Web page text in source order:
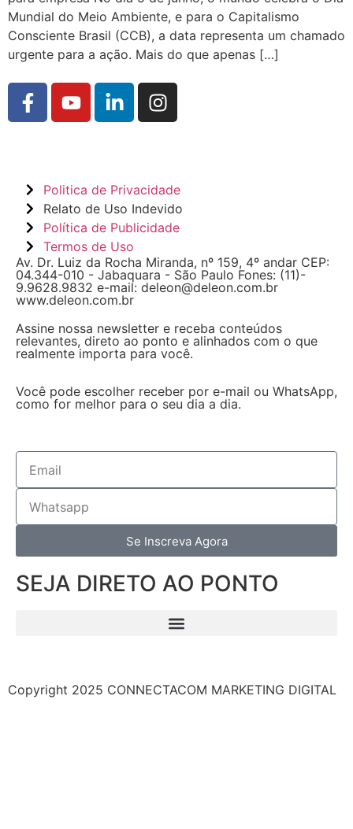
Mundial do Meio Ambiente, e para o Capitalismo
Consciente Brasil (CCB), a data representa um chamado
urgente para a ação. Mais do que apenas […]
Politica de Privacidade
Relato de Uso Indevido
Política de Publicidade
Termos de Uso
Av. Dr. Luiz da Rocha Miranda, nº 159, 4º andar CEP:
04.344-010 - Jabaquara - São Paulo Fones: (11)-
9.9628.9832 e-mail: deleon@deleon.com.br
www.deleon.com.br
Assine nossa newsletter e receba conteúdos
relevantes, direto ao ponto e alinhados com o que
realmente importa para você.
Você pode escolher receber por e-mail ou WhatsApp,
como for melhor para o seu dia a dia.
Se Inscreva Agora
SEJA DIRETO AO PONTO
Copyright 2025 CONNECTACOM MARKETING DIGITAL